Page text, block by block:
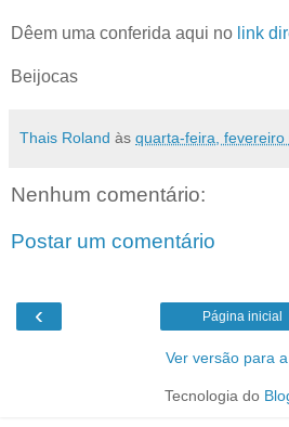
Dêem uma conferida aqui no link
Beijocas
Thais Roland às quarta-feira, fevereiro
Nenhum comentário:
Postar um comentário
‹ Página inicial
Ver versão para
Tecnologia do